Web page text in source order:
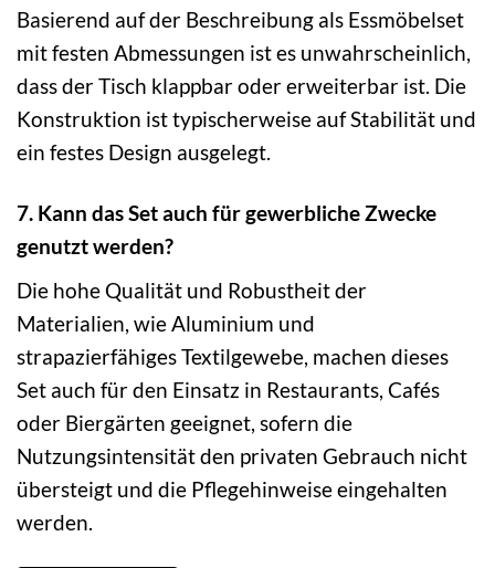
Basierend auf der Beschreibung als Essmöbelset
mit festen Abmessungen ist es unwahrscheinlich,
dass der Tisch klappbar oder erweiterbar ist. Die
Konstruktion ist typischerweise auf Stabilität und
ein festes Design ausgelegt.
7. Kann das Set auch für gewerbliche Zwecke
genutzt werden?
Die hohe Qualität und Robustheit der
Materialien, wie Aluminium und
strapazierfähiges Textilgewebe, machen dieses
Set auch für den Einsatz in Restaurants, Cafés
oder Biergärten geeignet, sofern die
Nutzungsintensität den privaten Gebrauch nicht
übersteigt und die Pflegehinweise eingehalten
werden.